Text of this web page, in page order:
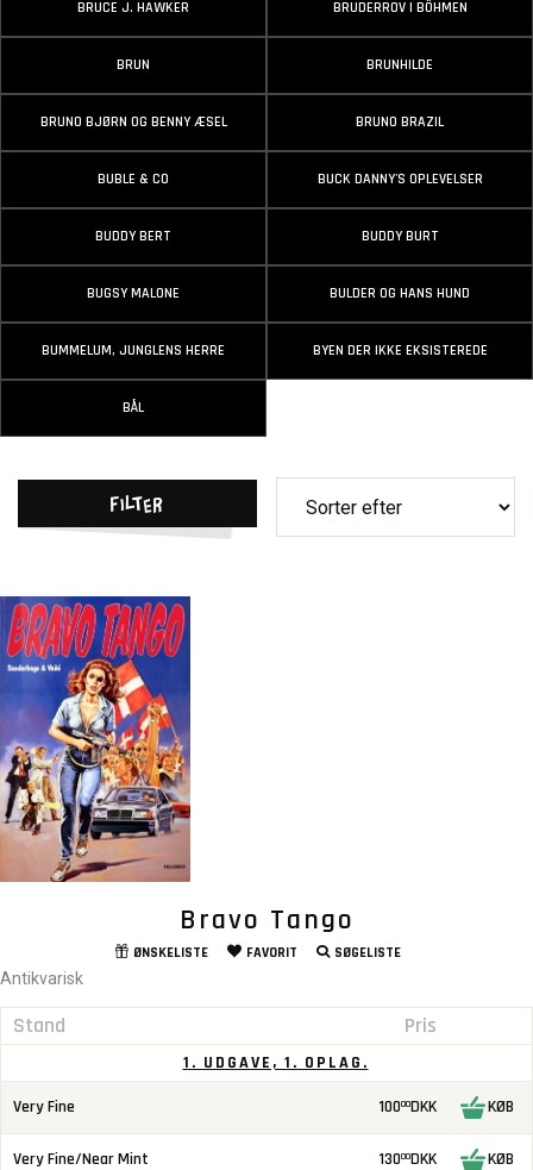
BRUCE J. HAWKER BRUDERROV I BÖHMEN
BRUN BRUNHILDE
BRUNO BJØRN OG BENNY ÆSEL BRUNO BRAZIL
BUBLE & CO BUCK DANNY'S OPLEVELSER
BUDDY BERT BUDDY BURT
BUGSY MALONE BULDER OG HANS HUND
BUMMELUM, JUNGLENS HERRE BYEN DER IKKE EKSISTEREDE
BÅL
Filter
Bravo Tango
ØNSKELISTE FAVORIT SØGELISTE
Antikvarisk
Stand Pris
1. UDGAVE, 1. OPLAG.
Very Fine 10000DKK KØB
Very Fine/Near Mint 13000DKK KØB